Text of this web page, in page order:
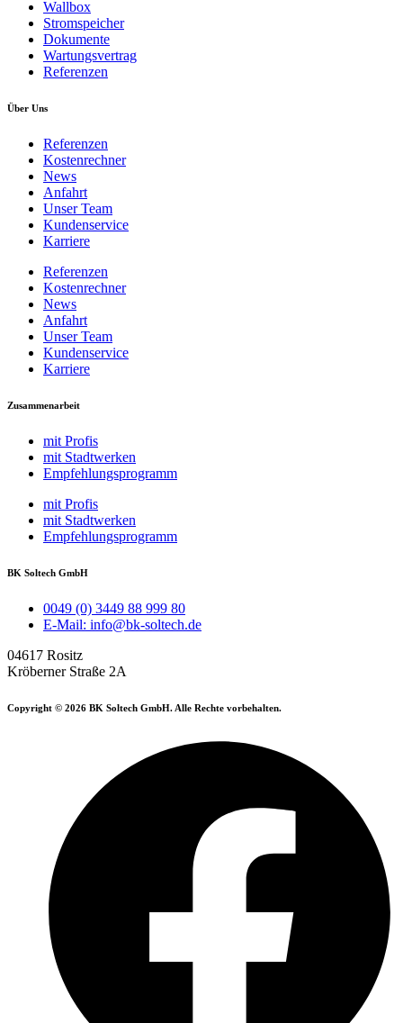
Wallbox
Stromspeicher
Dokumente
Wartungsvertrag
Referenzen
Über Uns
Referenzen
Kostenrechner
News
Anfahrt
Unser Team
Kundenservice
Karriere
Referenzen
Kostenrechner
News
Anfahrt
Unser Team
Kundenservice
Karriere
Zusammenarbeit
mit Profis
mit Stadtwerken
Empfehlungsprogramm
mit Profis
mit Stadtwerken
Empfehlungsprogramm
BK Soltech GmbH
0049 (0) 3449 88 999 80
E-Mail: info@bk-soltech.de
04617 Rositz
Kröberner Straße 2A
Copyright © 2026 BK Soltech GmbH. Alle Rechte vorbehalten.